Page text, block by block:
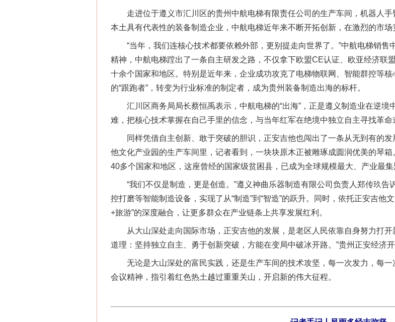
走进位于遵义市汇川区的贵州中航电梯有限责任公司的生产车间，机器人手
本土具有代表性的装备制造企业，中航电梯近年来不断开拓创新，在激烈的市场
“当年，我们连核心技术都要依赖外部，更别提走向世界了。”中航电梯销售
精神，中航电梯蹚出了一条自主研发之路，不仅拿下欧盟CE认证、欧亚经济联
十余个国家和地区。特别是近年来，企业成功攻克了电梯物联网、智能群控等
的“跟跑者”，转变为行业标准的制定者，成为贵州装备制造出海的标杆。
汇川区商务局局长蔡恒禹表示，中航电梯的“出海”，正是遵义制造业在逆境
难，把核心技术掌握在自己手里的信念，与当年红军在绝境中独立自主寻找革命
同样凭借自主创新、敢于突破的胆识，正安吉他也闯出了一条从无到有的
他文化产业园的生产车间里，记者看到，一块块原木正被雕琢成圆润优美的琴
40多个国家和地区，这座曾经的国家级贫困县，已成为全球规模最大、产业最集
“我们不仅是制造，更是创造。”遵义神曲乐器制造有限公司负责人郑传玖告
控打磨等智能制造设备，实现了从“制造”到“智造”的跃升。同时，依托正安吉他
+旅游”的深度融合，让更多群众在产业链条上共享发展红利。
从大山深处走向国际市场，正安吉他的发展，是老区人民依靠自身努力打开
道理：坚持独立自主、勇于创新突破，方能在变局中破冰开路。”贵州正安经济
无论是大山深处的富民实践，还是生产车间的技术攻坚，每一次发力，每一
会议精神，指引着红色热土越过重重关山，开启新的伟大征程。
这是一记警钟！ 谢谢有你温暖了四季
在谋一域中谋全局
今年投资意愿榜揭晓